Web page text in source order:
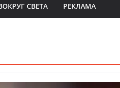
СВЕТА РЕКЛАМА